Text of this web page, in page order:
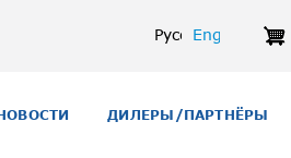
РусскийEnglish
ДИЛЕРЫ/ПАРТНЁРЫ